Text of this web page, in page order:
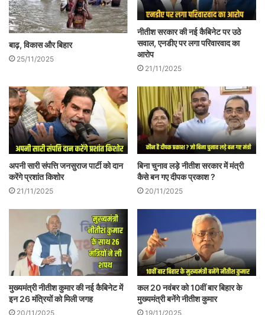
केन्द्रीय मन्त्री रविशंकर प्रसाद
वहीं केंद्रीय मंत्री रविशंकर प्रसाद ने कहा कि
कांग्रेस नेता दिग्विजय सिंह ने पुलवामा हमले को
दुर्घटना बताया और कपिल सिब्बल, पी चिदंबरम ने भी
सेना की कार्रवाई पर सवाल उठाए.
उन्होंने कहा कि ‘ये लोग सेना से सबूत मांग रहे हैं और
बाढ़, विकास और बिहार
25/11/2025
नीतीश सरकार की नई कैबिनेट पर उठे
सवाल, एनडीए पर लगा परिवारवाद का
आरोप
21/11/2025
अपनी सारी संपत्ति जनसुराज पार्टी को दान
करेंगे प्रशांत किशोर
21/11/2025
बिना चुनाव लड़े नीतीश सरकार में मंत्री
कैसे बन गए दीपक प्रकाश ?
20/11/2025
मुख्यमंत्री नीतीश कुमार की नई कैबिनेट में
इन 26 मंत्रियों को मिली जगह
20/11/2025
कल 20 नवंबर को 10वीं बार बिहार के
मुख्यमंत्री बनेंगे नीतीश कुमार
19/11/2025